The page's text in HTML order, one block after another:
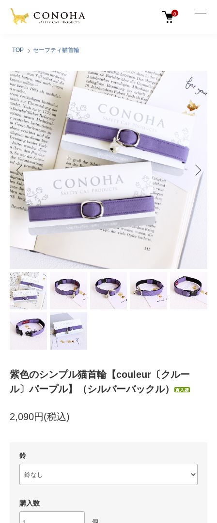
0
TOP セーフティ猫首輪
紫色のシンプル猫首輪【couleur〔クルー
ル〕パープル】（シルバーバックル）
2,090円(税込)
鈴
購入数